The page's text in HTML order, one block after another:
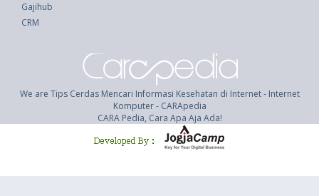
Gajihub
CRM
We are Tips Cerdas Mencari Informasi Kesehatan di Internet - Internet
Komputer - CARApedia
CARA Pedia, Cara Apa Aja Ada!